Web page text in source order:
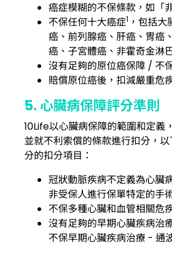
癌症模糊的不保條款，如「
不保任何十大癌症1 ，包括
癌、前列腺癌、肝癌、胃癌
癌、子宮體癌、非霍奇金淋
沒有足夠的原位癌保障 / 不
賠償原位癌後，扣減嚴重危
5. 心臟病保障評分準則
10Life以心臟病保障的範圍和定義
並就不利索償的條款進行扣分，
分的扣分項目：
冠狀動脈疾病不定義為心臟
非受保人進行保單特定的手
不保多種心臟和血管相關危
沒有足夠的早期心臟疾病治
不保早期心臟疾病治療 - 通